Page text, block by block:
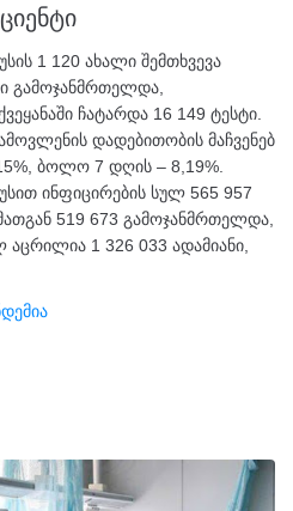
1 120 ახალი შემთხვევა
გამოჯანმრთელდა,
ჩატარდა 16 149 ტესტი.
დადებითობის მაჩვენებ
ბოლო 7 დღის – 8,19%.
ინფიცირების სულ 565 957
519 673 გამოჯანმრთელდა,
1 326 033 ადამიანი,